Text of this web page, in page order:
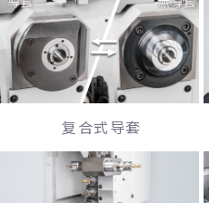
复合式导套